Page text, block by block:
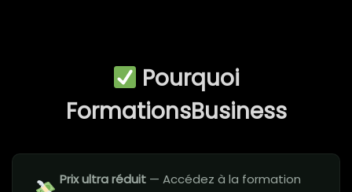
Pourquoi
FormationsBusiness
Prix ultra réduit — Accédez à la formation